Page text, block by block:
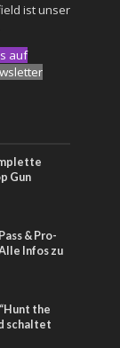
ist unser
auf
Gun
& Pro-
Infos zu
the
schaltet